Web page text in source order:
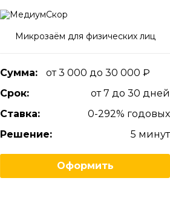
Микрозаём для физических лиц
Сумма:
от 3 000 до 30 000
Срок:
от 7 до 30 дней
Ставка:
0-292% годовых
Решение:
5 минут
Оформить